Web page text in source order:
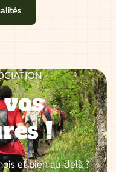
!
et bien au-delà ?